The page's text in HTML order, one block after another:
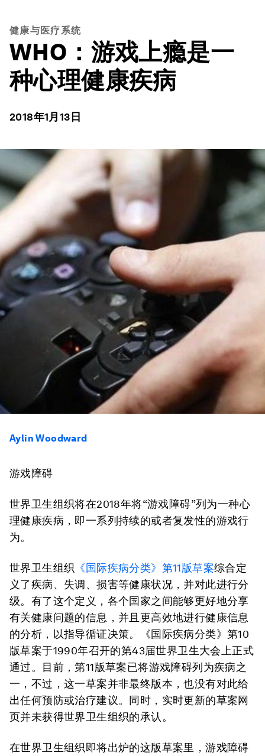
健康与医疗系统
WHO：游戏上瘾是一
种心理健康疾病
2018年1月13日
Aylin Woodward
游戏障碍
世界卫生组织将在2018年将“游戏障碍”列为一种心
理健康疾病，即一系列持续的或者复发性的游戏行
为。
世界卫生组织 《国际疾病分类》第11版草案综合定
义了疾病、失调、损害等健康状况，并对此进行分
级。有了这个定义，各个国家之间能够更好地分享
有关健康问题的信息，并且更高效地进行健康信息
的分析，以指导循证决策。《国际疾病分类》第10
版草案于1990年召开的第43届世界卫生大会上正式
通过。目前，第11版草案已将游戏障碍列为疾病之
一，不过，这一草案并非最终版本，也没有对此给
出任何预防或治疗建议。同时，实时更新的草案网
页并未获得世界卫生组织的承认。
在世界卫生组织即将出炉的这版草案里，游戏障碍